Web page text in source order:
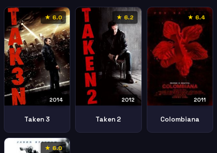
★ 6.0
2014
Taken 3
★ 6.2
2012
Taken 2
★ 6.4
2011
Colombiana
★ 6.0